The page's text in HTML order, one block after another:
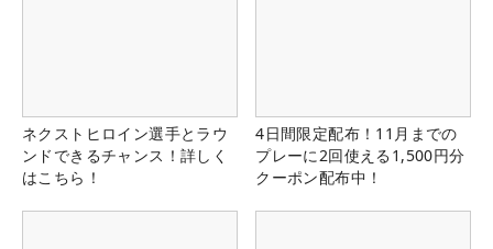
ネクストヒロイン選手とラウ
ンドできるチャンス！詳しく
はこちら！
4日間限定配布！11月までの
プレーに2回使える1,500円分
クーポン配布中！